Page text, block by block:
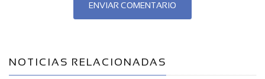
ENVIAR COMENTARIO
NOTICIAS RELACIONADAS